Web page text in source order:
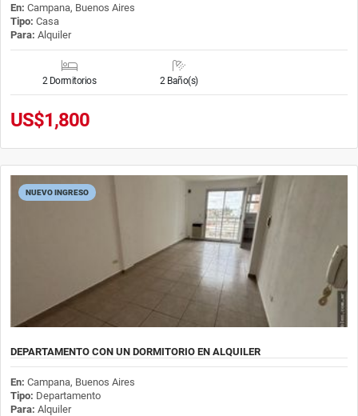
En: Campana, Buenos Aires
Tipo: Casa
Para: Alquiler
2 Dormitorios 2 Baño(s)
US$1,800
NUEVO INGRESO
DEPARTAMENTO CON UN DORMITORIO EN ALQUILER
En: Campana, Buenos Aires
Tipo: Departamento
Para: Alquiler